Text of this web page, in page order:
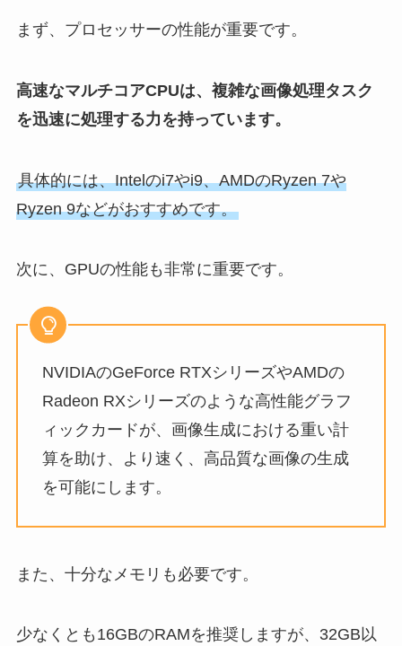
まず、プロセッサーの性能が重要です。
高速なマルチコアCPUは、複雑な画像処理タスク
を迅速に処理する力を持っています。
具体的には、Intelのi7やi9、AMDのRyzen 7や
Ryzen 9などがおすすめです。
次に、GPUの性能も非常に重要です。
NVIDIAのGeForce RTXシリーズやAMDの
Radeon RXシリーズのような高性能グラフ
ィックカードが、画像生成における重い計
算を助け、より速く、高品質な画像の生成
を可能にします。
また、十分なメモリも必要です。
少なくとも16GBのRAMを推奨しますが、32GB以